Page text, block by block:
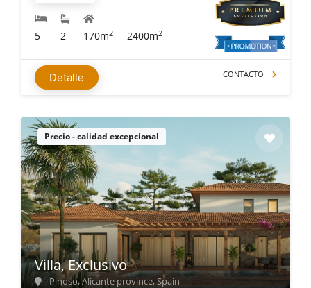
5 2 170m2 2400m2
Detalle CONTACTO
Precio - calidad excepcional
Villa, Exclusivo
Pinoso, Alicante province, Spain